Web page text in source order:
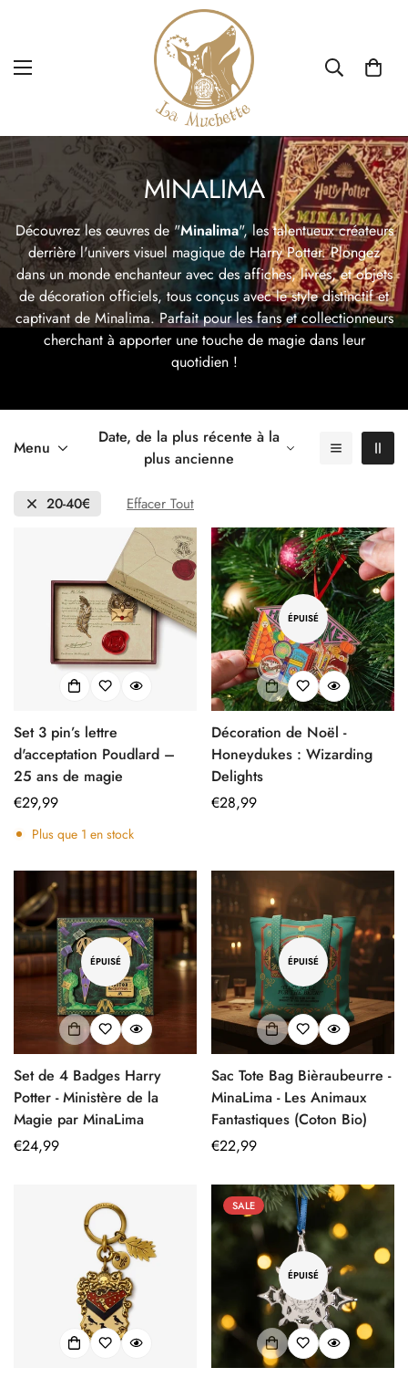
MINALIMA
Découvrez les œuvres de "Minalima", les talentueux créateurs
derrière l'univers visuel magique de Harry Potter. Plongez
dans un monde enchanteur avec des affiches, livres, et objets
de décoration officiels, tous conçus avec le style distinctif et
captivant de Minalima. Parfait pour les fans et collectionneurs
cherchant à apporter une touche de magie dans leur
quotidien !
Menu
Date, de la plus récente à la
plus ancienne
20-40€ Effacer Tout
Set 3 pin’s lettre
d'acceptation Poudlard –
25 ans de magie
Prix
régulier
€29,99
Plus que 1 en stock
ÉPUISÉ
Décoration de Noël -
Honeydukes : Wizarding
Delights
Prix
€28,99
ÉPUISÉ
Set de 4 Badges Harry
Potter - Ministère de la
Magie par MinaLima
Prix
€24,99
ÉPUISÉ
Sac Tote Bag Bièraubeurre -
MinaLima - Les Animaux
Fantastiques (Coton Bio)
Prix
€22,99
SALE
ÉPUISÉ